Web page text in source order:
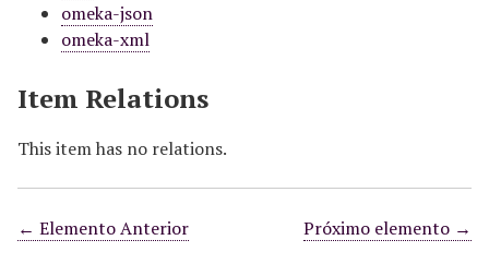
omeka-json
omeka-xml
Item Relations
This item has no relations.
← Elemento Anterior Próximo elemento →